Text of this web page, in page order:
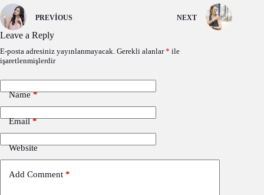
PREVIOUS NEXT
Leave a Reply
E-posta adresiniz yayınlanmayacak. Gerekli alanlar* ile
işaretlenmişlerdir
Name*
Email*
Website
Add Comment *